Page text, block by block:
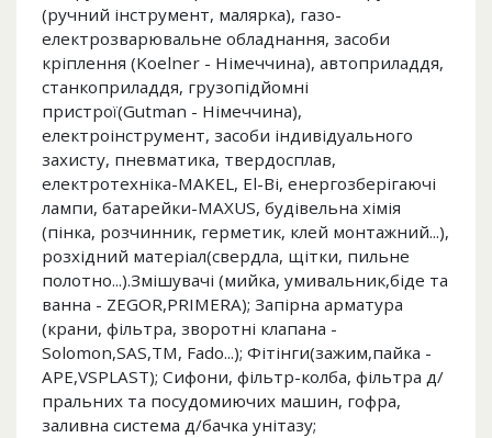
(ручний інструмент, малярка), газо-
електрозварювальне обладнання, засоби
кріплення (Koelner - Німеччина), автоприладдя,
станкоприладдя, грузопідйомні
пристрої(Gutman - Німеччина),
електроінструмент, засоби індивідуального
захисту, пневматика, твердосплав,
електротехніка-MAKEL, El-Bi, енергозберігаючі
лампи, батарейки-MAXUS, будівельна хімія
(пінка, розчинник, герметик, клей монтажний...),
розхідний матеріал(свердла, щітки, пильне
полотно...).Змішувачі (мийка, умивальник,біде та
ванна - ZEGOR,PRIMERA); Запірна арматура
(крани, фільтра, зворотні клапана -
Solomon,SAS,TM, Fado...); Фітінги(зажим,пайка -
APE,VSPLAST); Сифони, фільтр-колба, фільтра д/
пральних та посудомиючих машин, гофра,
заливна система д/бачка унітазу;